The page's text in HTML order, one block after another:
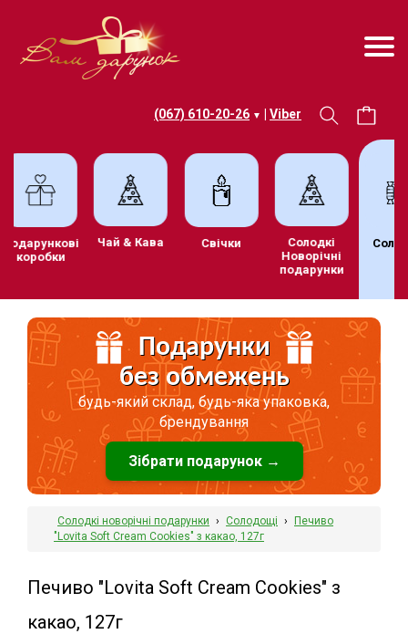
(067) 610-20-26 ▼ Viber
Подарункові
коробки
Чай & Кава Свічки
Солодкі
Новорічні
подарунки
Подарунки
без обмежень
будь-який склад, будь-яка упаковка,
брендування
Зібрати подарунок →
Солодкі новорічні подарунки › Солодощі › Печиво
"Lovita Soft Cream Cookies" з какао, 127г
Печиво "Lovita Soft Cream Cookies" з
какао, 127г